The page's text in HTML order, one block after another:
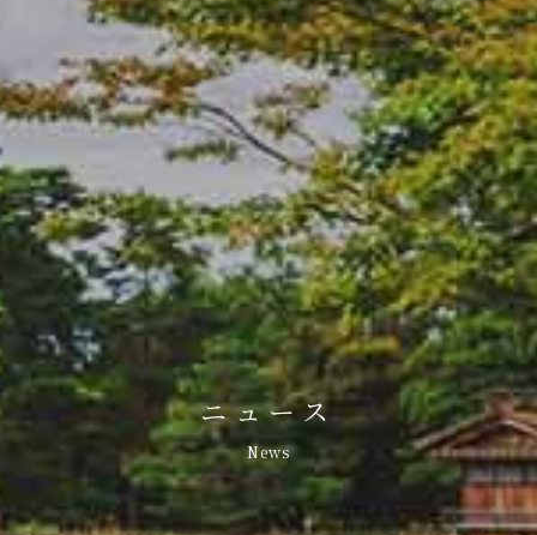
ニュース
News